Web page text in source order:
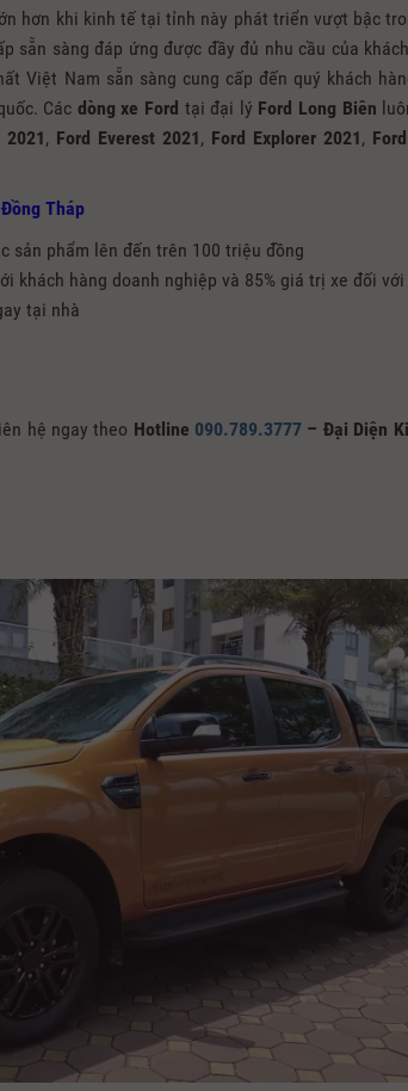
hơn khi kinh tế tại tỉnh này phát triển vượt bậc
sẵn sàng đáp ứng được đầy đủ nhu cầu của
Việt Nam sẵn sàng cung cấp đến quý khách
Các dòng xe Ford tại đại lý Ford Long Biên
2021, Ford Everest 2021, Ford Explorer 2021,
Tháp
sản phẩm lên đến trên 100 triệu đồng
khách hàng doanh nghiệp và 85% giá trị xe đối
tại nhà
hệ ngay theo Hotline 090.789.3777 – Đại Diện